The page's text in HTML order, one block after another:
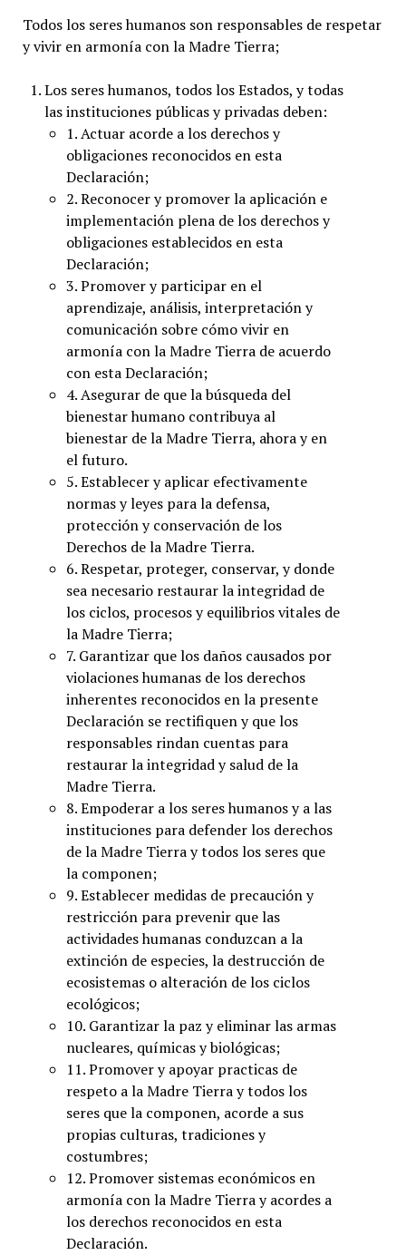
Todos los seres humanos son responsables de respetar
y vivir en armonía con la Madre Tierra;
Los seres humanos, todos los Estados, y todas
las instituciones públicas y privadas deben:
1. Actuar acorde a los derechos y
obligaciones reconocidos en esta
Declaración;
2. Reconocer y promover la aplicación e
implementación plena de los derechos y
obligaciones establecidos en esta
Declaración;
3. Promover y participar en el
aprendizaje, análisis, interpretación y
comunicación sobre cómo vivir en
armonía con la Madre Tierra de acuerdo
con esta Declaración;
4. Asegurar de que la búsqueda del
bienestar humano contribuya al
bienestar de la Madre Tierra, ahora y en
el futuro.
5. Establecer y aplicar efectivamente
normas y leyes para la defensa,
protección y conservación de los
Derechos de la Madre Tierra.
6. Respetar, proteger, conservar, y donde
sea necesario restaurar la integridad de
los ciclos, procesos y equilibrios vitales de
la Madre Tierra;
7. Garantizar que los daños causados por
violaciones humanas de los derechos
inherentes reconocidos en la presente
Declaración se rectifiquen y que los
responsables rindan cuentas para
restaurar la integridad y salud de la
Madre Tierra.
8. Empoderar a los seres humanos y a las
instituciones para defender los derechos
de la Madre Tierra y todos los seres que
la componen;
9. Establecer medidas de precaución y
restricción para prevenir que las
actividades humanas conduzcan a la
extinción de especies, la destrucción de
ecosistemas o alteración de los ciclos
ecológicos;
10. Garantizar la paz y eliminar las armas
nucleares, químicas y biológicas;
11. Promover y apoyar practicas de
respeto a la Madre Tierra y todos los
seres que la componen, acorde a sus
propias culturas, tradiciones y
costumbres;
12. Promover sistemas económicos en
armonía con la Madre Tierra y acordes a
los derechos reconocidos en esta
Declaración.